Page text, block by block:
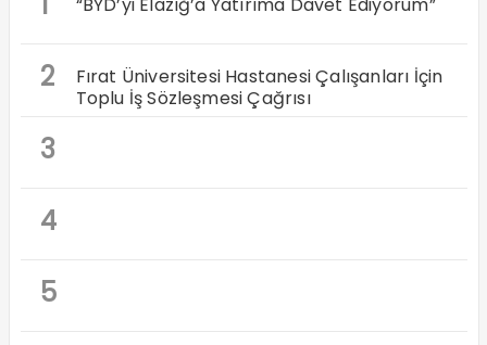
2
Fırat Üniversitesi Hastanesi Çalışanları İçin
Toplu İş Sözleşmesi Çağrısı
3
4
5